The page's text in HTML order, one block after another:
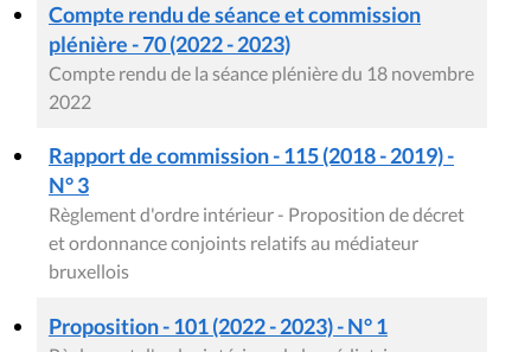
Compte rendu de séance et commission
plénière - 70 (2022 - 2023)
Compte rendu de la séance plénière du 18 novembre
2022
Rapport de commission - 115 (2018 - 2019) -
N° 3
Règlement d'ordre intérieur - Proposition de décret
et ordonnance conjoints relatifs au médiateur
bruxellois
Proposition - 101 (2022 - 2023) - N° 1